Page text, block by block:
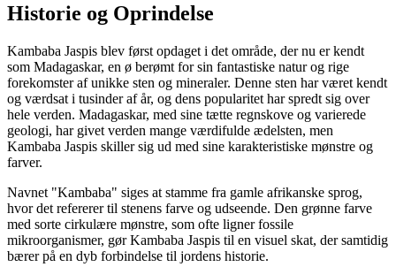
Historie og Oprindelse
Kambaba Jaspis blev først opdaget i det område, der nu er kendt
som Madagaskar, en ø berømt for sin fantastiske natur og rige
forekomster af unikke sten og mineraler. Denne sten har været kendt
og værdsat i tusinder af år, og dens popularitet har spredt sig over
hele verden. Madagaskar, med sine tætte regnskove og varierede
geologi, har givet verden mange værdifulde ædelsten, men
Kambaba Jaspis skiller sig ud med sine karakteristiske mønstre og
farver.
Navnet "Kambaba" siges at stamme fra gamle afrikanske sprog,
hvor det refererer til stenens farve og udseende. Den grønne farve
med sorte cirkulære mønstre, som ofte ligner fossile
mikroorganismer, gør Kambaba Jaspis til en visuel skat, der samtidig
bærer på en dyb forbindelse til jordens historie.